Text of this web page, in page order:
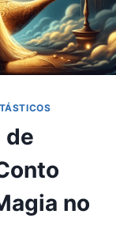
de
no